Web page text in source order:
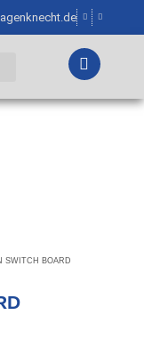
SWITCH BOARD